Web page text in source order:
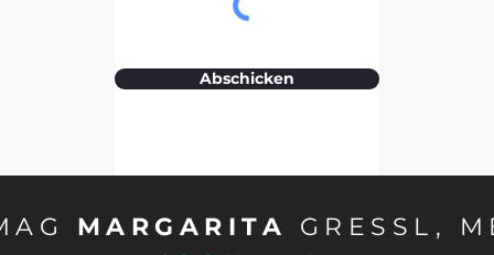
Abschicken
MARGARITA GRESSL,